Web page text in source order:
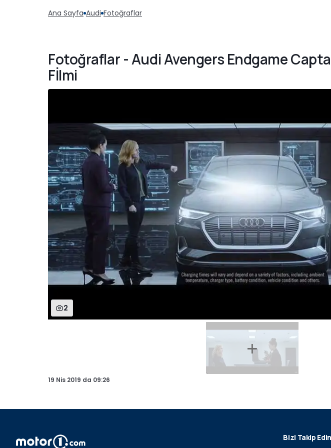
Ana Sayfa Audi Fotoğraflar
Fotoğraflar - Audi Avengers Endgame
Fİlmi
2
19 Nis 2019 da 09:26
Bizi Takip Edin